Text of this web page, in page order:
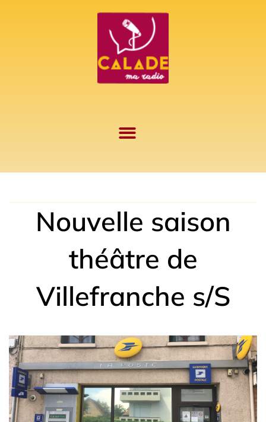
Nouvelle saison
théâtre de
Villefranche s/S